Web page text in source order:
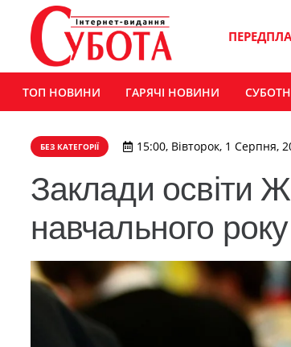
ТОП НОВИНИ ГАРЯЧІ НОВИНИ
БЕЗ КАТЕГОРІЇ 15:00, Вівторок, 1 Серпня,
Заклади освіти
навчального року